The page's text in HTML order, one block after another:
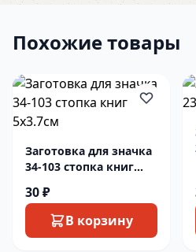
Похожие товары
Заготовка для значка
34-103 стопка книг
30 ₽
В корзину